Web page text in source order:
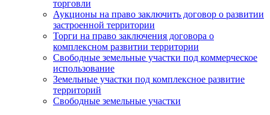
торговли
Аукционы на право заключить договор о развитии
застроенной территории
Торги на право заключения договора о
комплексном развитии территории
Свободные земельные участки под коммерческое
использование
Земельные участки под комплексное развитие
территорий
Свободные земельные участки